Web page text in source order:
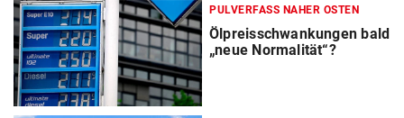
PULVERFASS NAHER OSTEN
Ölpreisschwankungen bald
„neue Normalität“?